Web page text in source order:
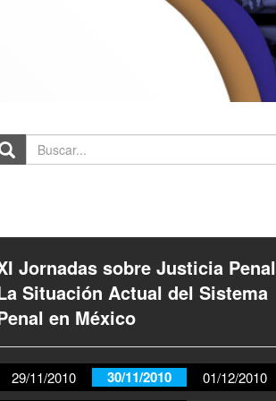
Jornadas sobre Justicia Penal
Situación Actual del Sistema
en México
29/11/2010 30/11/2010 01/12/2010